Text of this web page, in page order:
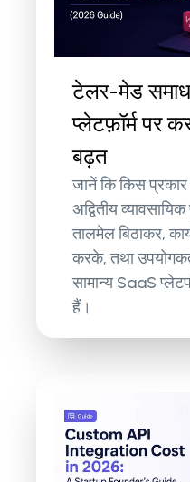
टेलर-मेड
प्लेटफ़ॉर्म पर
बढ़त
जानें कि किस
अद्वितीय
तालमेल बिठाकर,
करके, तथा
सामान्य SaaS
हैं।